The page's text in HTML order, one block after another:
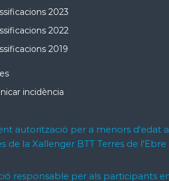
2023
2022
2019
incidència
autorització per a menors d'edat a
de la Xallenger BTT Terres de l'Ebre
responsable per als participants